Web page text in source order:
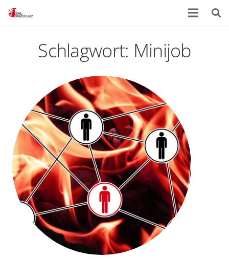
Schlagwort: Minijob